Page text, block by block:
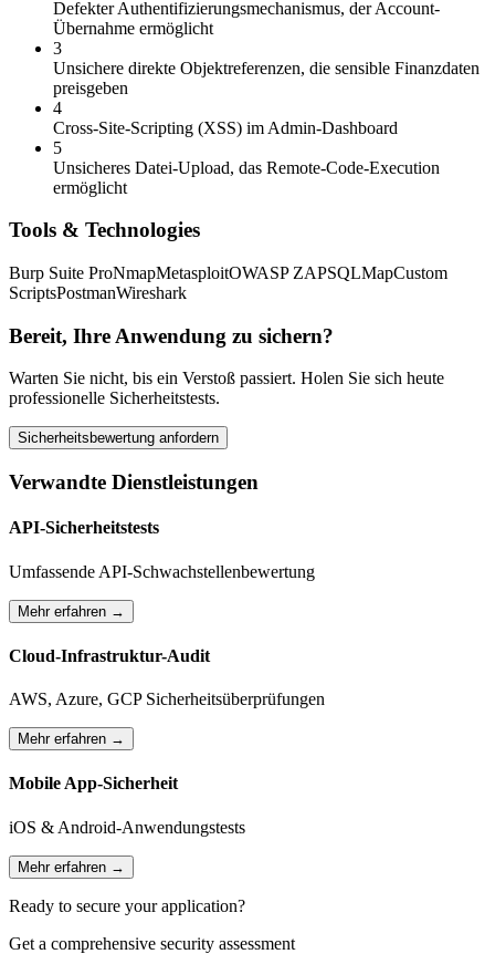
Defekter Authentifizierungsmechanismus, der Account-
Übernahme ermöglicht
3
Unsichere direkte Objektreferenzen, die sensible Finanzdaten
preisgeben
4
Cross-Site-Scripting (XSS) im Admin-Dashboard
5
Unsicheres Datei-Upload, das Remote-Code-Execution
ermöglicht
Tools & Technologies
Burp Suite ProNmapMetasploitOWASP ZAPSQLMapCustom
ScriptsPostmanWireshark
Bereit, Ihre Anwendung zu sichern?
Warten Sie nicht, bis ein Verstoß passiert. Holen Sie sich heute
professionelle Sicherheitstests.
Sicherheitsbewertung anfordern
Verwandte Dienstleistungen
API-Sicherheitstests
Umfassende API-Schwachstellenbewertung
Mehr erfahren →
Cloud-Infrastruktur-Audit
AWS, Azure, GCP Sicherheitsüberprüfungen
Mehr erfahren →
Mobile App-Sicherheit
iOS & Android-Anwendungstests
Mehr erfahren →
Ready to secure your application?
Get a comprehensive security assessment